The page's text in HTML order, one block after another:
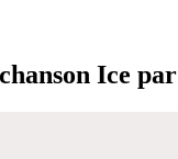
Ice par